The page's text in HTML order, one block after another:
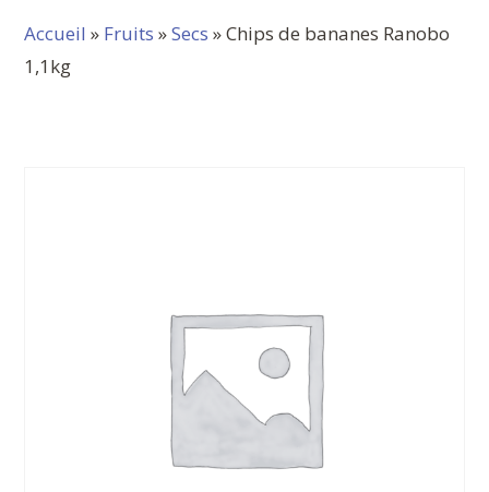
Accueil » Fruits »Secs » Chips de bananes Ranobo
1,1kg